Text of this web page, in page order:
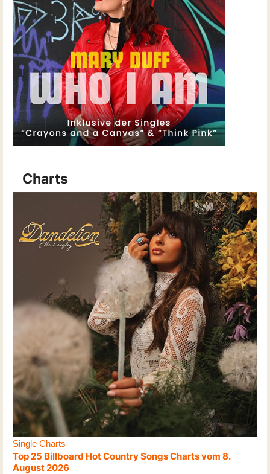
Charts
Single Charts
Top 25 Billboard Hot Country Songs Charts vom 8.
August 2026